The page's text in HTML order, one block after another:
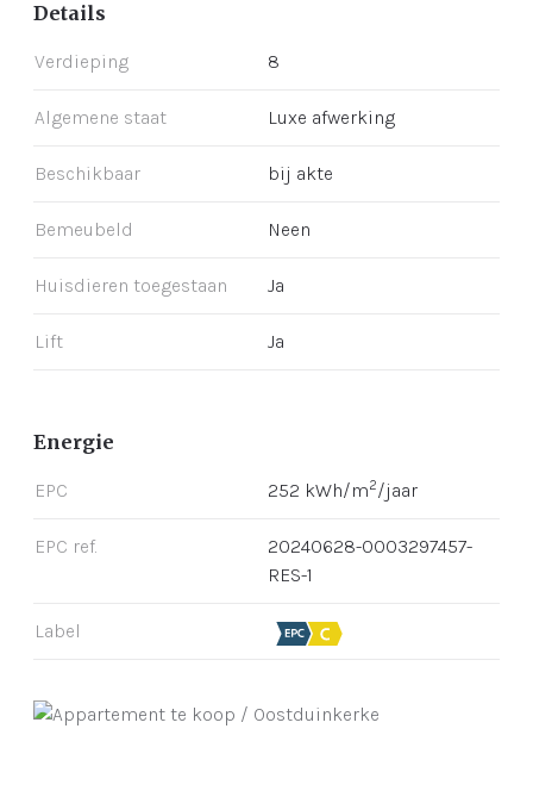
Details
Verdieping 8
Algemene staat Luxe afwerking
Beschikbaar bij akte
Bemeubeld Neen
Huisdieren toegestaan Ja
Lift Ja
Energie
EPC 252 kWh/m2/jaar
EPC ref.
20240628-0003297457-
RES-1
Label